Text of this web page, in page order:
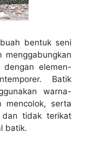
bentuk seni
menggabungkan
dengan elemen-
Batik
warna-
mencolok, serta
tidak terikat
batik.